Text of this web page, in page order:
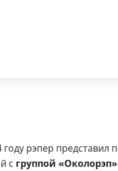
году рэпер
с группой «Околорэп»